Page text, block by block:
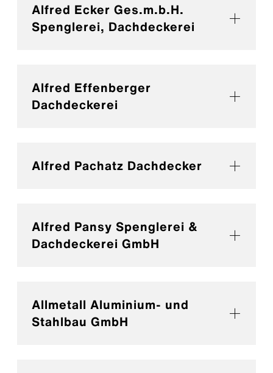
Alfred Ecker Ges.m.b.H.
Spenglerei, Dachdeckerei
Alfred Effenberger
Dachdeckerei
Alfred Pachatz Dachdecker
Alfred Pansy Spenglerei &
Dachdeckerei GmbH
Allmetall Aluminium- und
Stahlbau GmbH